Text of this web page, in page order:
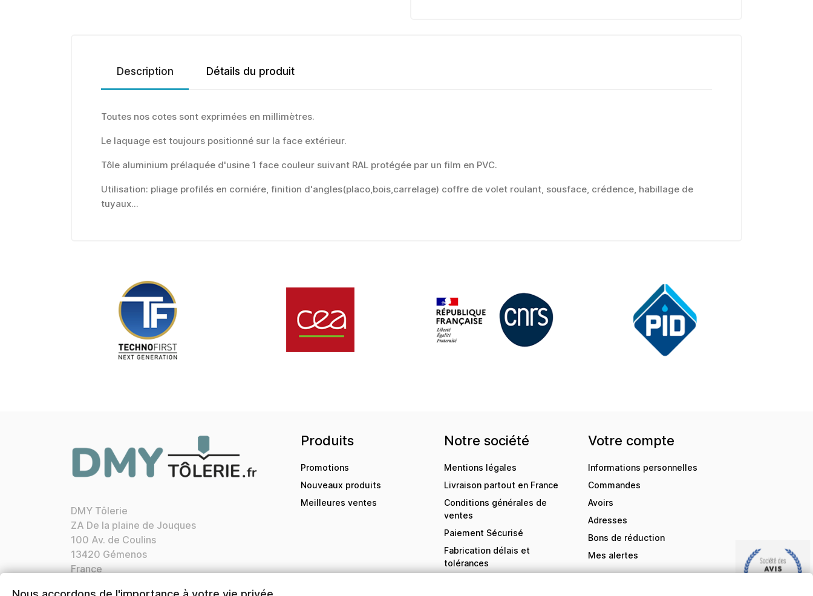
Description Détails du produit
Toutes nos cotes sont exprimées en millimètres.
Le laquage est toujours positionné sur la face extérieur.
Tôle aluminium prélaquée d'usine 1 face couleur suivant RAL protégée par un film en PVC.
Utilisation: pliage profilés en corniére, finition d'angles(placo,bois,carrelage) coffre de volet roulant, sousface, crédence, habillage de
tuyaux...
DMY Tôlerie
ZA De la plaine de Jouques
100 Av. de Coulins
13420 Gémenos
France
Produits
Promotions
Nouveaux produits
Meilleures ventes
Notre société
Mentions légales
Livraison partout en France
Conditions générales de
ventes
Paiement Sécurisé
Fabrication délais et
tolérances
Votre compte
Informations personnelles
Commandes
Avoirs
Adresses
Bons de réduction
Mes alertes